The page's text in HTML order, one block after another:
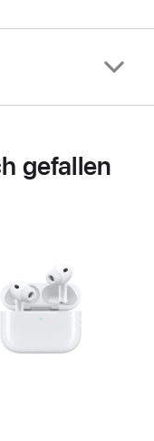
gefallen